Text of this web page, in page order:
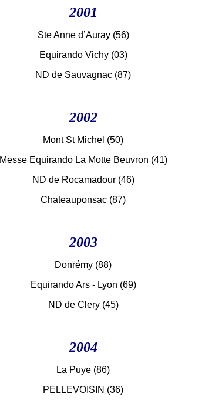
2001
Ste Anne d’Auray (56)
Equirando Vichy (03)
ND de Sauvagnac (87)
2002
Mont St Michel (50)
Messe Equirando La Motte Beuvron (41)
ND de Rocamadour (46)
Chateauponsac (87)
2003
Donrémy (88)
Equirando Ars - Lyon (69)
ND de Clery (45)
2004
La Puye (86)
PELLEVOISIN (36)